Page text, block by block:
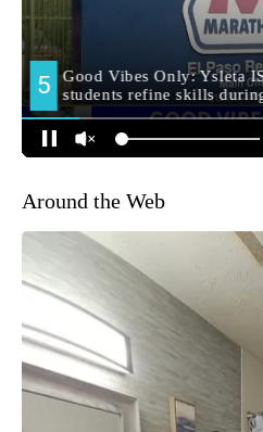
Around the Web